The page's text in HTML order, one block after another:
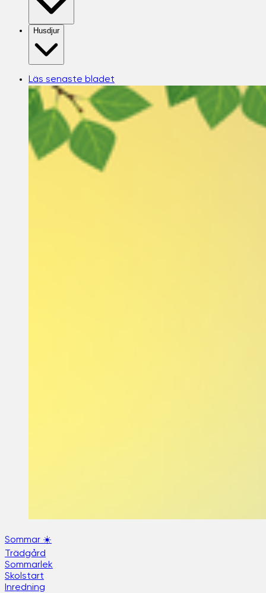
Husdjur
Läs senaste bladet
Sommar ☀️
Trädgård
Sommarlek
Skolstart
Inredning